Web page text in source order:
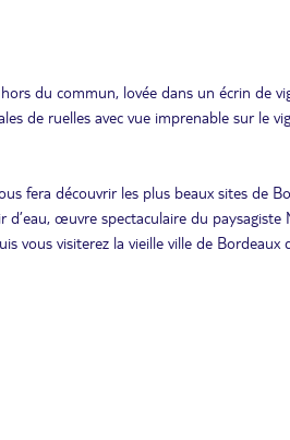
hors du commun, lovée dans un écrin de
de ruelles avec vue imprenable sur le
fera découvrir les plus beaux sites de
œuvre spectaculaire du paysagiste
vous visiterez la vieille ville de